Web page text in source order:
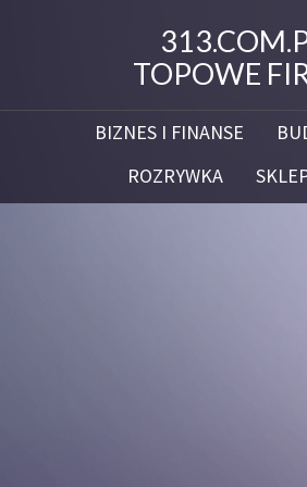
TOPOWE
Studio Figura Białystok
BIZNES I FINANSE
ROZRYWKA